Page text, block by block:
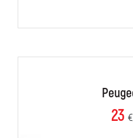
23